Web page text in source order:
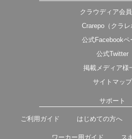
クラウディア会
Crarepo（クラレ
公式Facebookペ
公式Twitter
掲載メディア様
サイトマップ
サポート
ご利用ガイド はじめての方へ
ワーカー用ガイド ス